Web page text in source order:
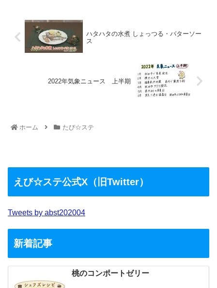
ハタハタの水煮 しょっつる・バターソー
ス
2022年気象ニュース 上半期
ホーム たび☆ステ
えび☆ステ公式X（旧Twitter）
Tweets by abst202004
新着記事
桃のコンポートゼリー